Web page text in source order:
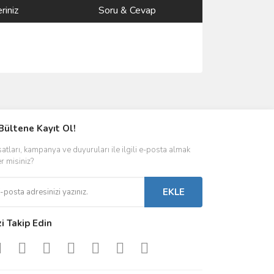
Soru & Cevap
Kayıt Ol!
kampanya ve duyuruları ile ilgili e-posta almak
misiniz?
EKLE
Takip Edin